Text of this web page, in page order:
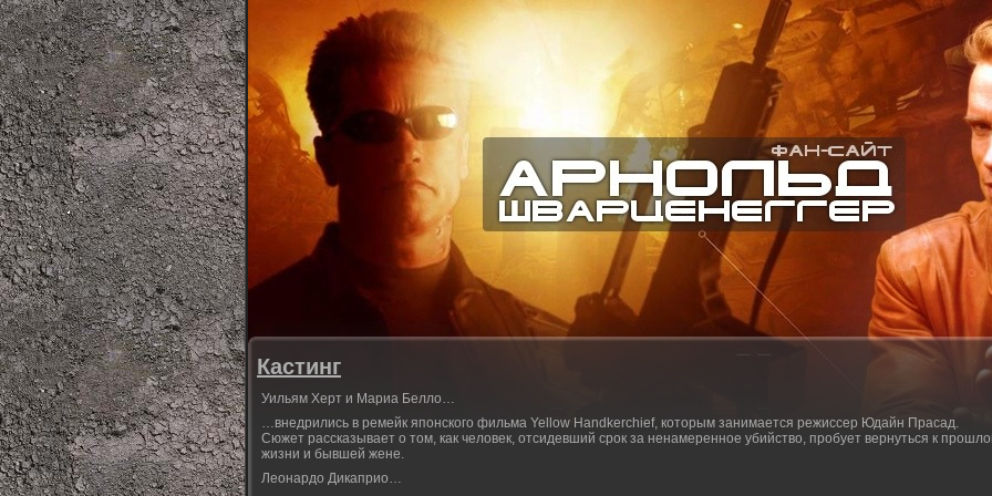
Кастинг
Уильям Херт и Мариа Белло…
…внедрились в ремейк японского фильма Yellow Handkerchief, которым занимается режиссер Юдайн Прасад.
Сюжет рассказывает о том, как человек, отсидевший срок за ненамеренное убийство, пробует вернуться к
жизни и бывшей жене.
Леонардо Дикаприо…